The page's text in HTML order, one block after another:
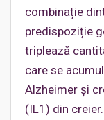
combinație
predispoziție
triplează
care se
Alzheimer și
(IL1) din creier.